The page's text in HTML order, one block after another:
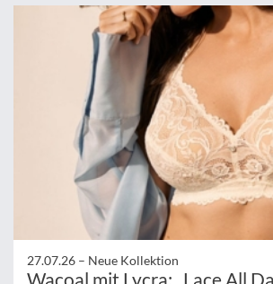
27.07.26 – Neue Kollektion
Wacoal mit Lycra: „Lace All